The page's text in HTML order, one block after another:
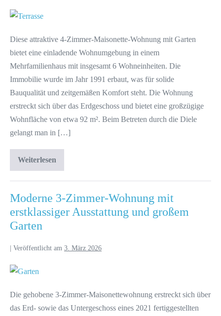
Diese attraktive 4-Zimmer-Maisonette-Wohnung mit Garten
bietet eine einladende Wohnumgebung in einem
Mehrfamilienhaus mit insgesamt 6 Wohneinheiten. Die
Immobilie wurde im Jahr 1991 erbaut, was für solide
Bauqualität und zeitgemäßen Komfort steht. Die Wohnung
erstreckt sich über das Erdgeschoss und bietet eine großzügige
Wohnfläche von etwa 92 m². Beim Betreten durch die Diele
gelangt man in […]
Weiterlesen
Moderne 3-Zimmer-Wohnung mit
erstklassiger Ausstattung und großem
Garten
Veröffentlicht am 3. März 2026
Die gehobene 3-Zimmer-Maisonettewohnung erstreckt sich über
das Erd- sowie das Untergeschoss eines 2021 fertiggestellten